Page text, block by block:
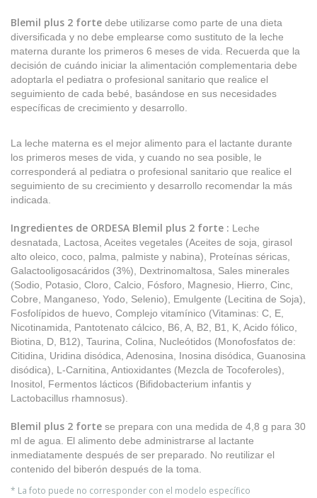
Blemil plus 2 forte debe utilizarse como parte de una dieta
diversificada y no debe emplearse como sustituto de la leche
materna durante los primeros 6 meses de vida. Recuerda que la
decisión de cuándo iniciar la alimentación complementaria debe
adoptarla el pediatra o profesional sanitario que realice el
seguimiento de cada bebé, basándose en sus necesidades
específicas de crecimiento y desarrollo.
La leche materna es el mejor alimento para el lactante durante
los primeros meses de vida, y cuando no sea posible, le
corresponderá al pediatra o profesional sanitario que realice el
seguimiento de su crecimiento y desarrollo recomendar la más
indicada.
Ingredientes de ORDESA Blemil plus 2 forte : Leche
desnatada, Lactosa, Aceites vegetales (Aceites de soja, girasol
alto oleico, coco, palma, palmiste y nabina), Proteínas séricas,
Galactooligosacáridos (3%), Dextrinomaltosa, Sales minerales
(Sodio, Potasio, Cloro, Calcio, Fósforo, Magnesio, Hierro, Cinc,
Cobre, Manganeso, Yodo, Selenio), Emulgente (Lecitina de Soja),
Fosfolípidos de huevo, Complejo vitamínico (Vitaminas: C, E,
Nicotinamida, Pantotenato cálcico, B6, A, B2, B1, K, Acido fólico,
Biotina, D, B12), Taurina, Colina, Nucleótidos (Monofosfatos de:
Citidina, Uridina disódica, Adenosina, Inosina disódica, Guanosina
disódica), L-Carnitina, Antioxidantes (Mezcla de Tocoferoles),
Inositol, Fermentos lácticos (Bifidobacterium infantis y
Lactobacillus rhamnosus).
Blemil plus 2 forte se prepara con una medida de 4,8 g para 30
ml de agua. El alimento debe administrarse al lactante
inmediatamente después de ser preparado. No reutilizar el
contenido del biberón después de la toma.
* La foto puede no corresponder con el modelo específico